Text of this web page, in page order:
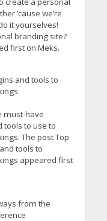
’cause we’re
it yourselves!
branding site?
first on Meks.
and tools to
must-have
tools to use to
The post Top
tools to
appeared first
from the